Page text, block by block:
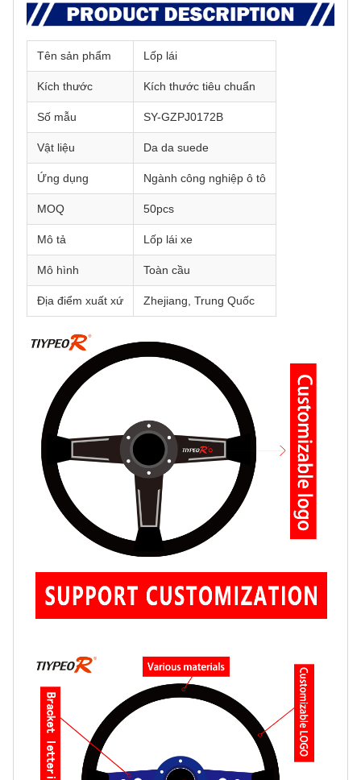
Tên sản phẩm Lốp lái
Kích thước Kích thước tiêu chuẩn
Số mẫu SY-GZPJ0172B
Vật liệu Da da suede
Ứng dụng Ngành công nghiệp ô tô
MOQ 50pcs
Mô tả Lốp lái xe
Mô hình Toàn cầu
Địa điểm xuất xứ Zhejiang, Trung Quốc